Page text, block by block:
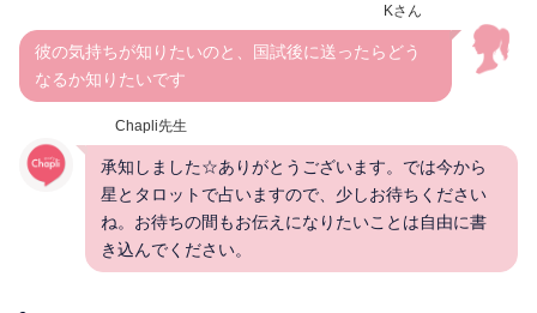
Kさん
彼の気持ちが知りたいのと、国試後に送ったらどう
なるか知りたいです
Chapli先生
承知しました☆ありがとうございます。では今から
星とタロットで占いますので、少しお待ちください
ね。お待ちの間もお伝えになりたいことは自由に書
き込んでください。